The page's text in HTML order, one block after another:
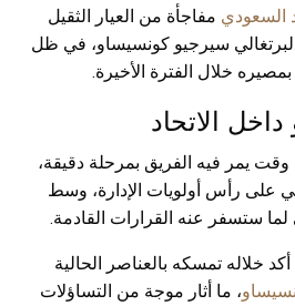
السعودي مفاجأة من العيار الثقيل
سيرجيو كونسيساو، في ظل
خلال الفترة الأخيرة.
الاتحاد
يمر فيه الفريق بمرحلة دقيقة،
على رأس أولويات الإدارة، وسط
ستسفر عنه القرارات القادمة.
خلاله تمسكه بالعناصر الحالية
، ما أثار موجة من التساؤلات